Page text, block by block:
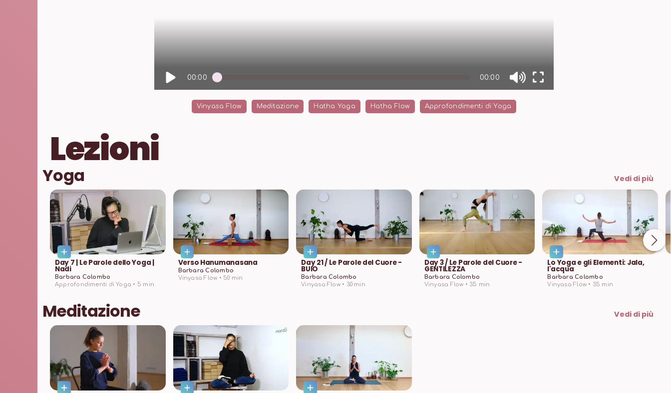
00:00 00:00
Vinyasa Flow Meditazione Hatha Yoga Hatha Flow Approfondimenti di Yoga
Lezioni
Yoga Vedi di più
Day 7 | Le Parole dello Yoga |
Nadi
Barbara Colombo
Approfondimenti di Yoga • 5 min
Verso Hanumanasana
Barbara Colombo
Vinyasa Flow • 50 min
Day 21 / Le Parole del Cuore -
BUIO
Barbara Colombo
Vinyasa Flow • 30 min
Day 3 / Le Parole del Cuore -
GENTILEZZA
Barbara Colombo
Vinyasa Flow • 35 min
Lo Yoga e gli Elementi: Jala,
l'acqua
Barbara Colombo
Vinyasa Flow • 35 min
Meditazione Vedi di più